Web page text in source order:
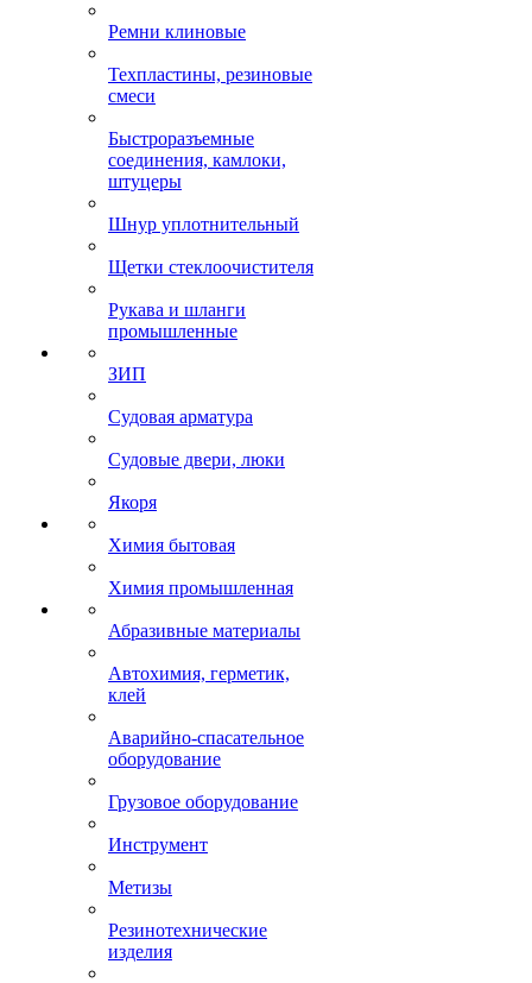
Ремни клиновые
Техпластины, резиновые
смеси
Быстроразъемные
соединения, камлоки,
штуцеры
Шнур уплотнительный
Щетки стеклоочистителя
Рукава и шланги
промышленные
ЗИП
Судовая арматура
Судовые двери, люки
Якоря
Химия бытовая
Химия промышленная
Абразивные материалы
Автохимия, герметик,
клей
Аварийно-спасательное
оборудование
Грузовое оборудование
Инструмент
Метизы
Резинотехнические
изделия